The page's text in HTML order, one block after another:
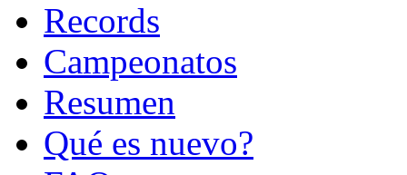
Records
Campeonatos
Resumen
Qué es nuevo?